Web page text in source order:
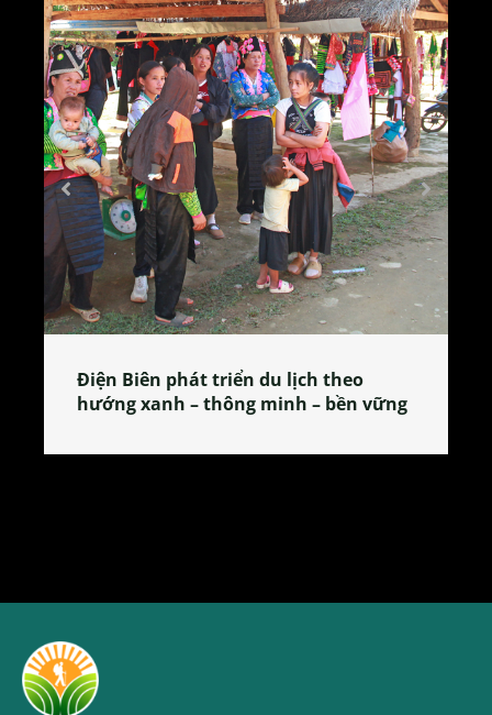
Làng làm bánh tẻ Phú Nhi – nơi lan
tỏa đặc sản xứ Đoài